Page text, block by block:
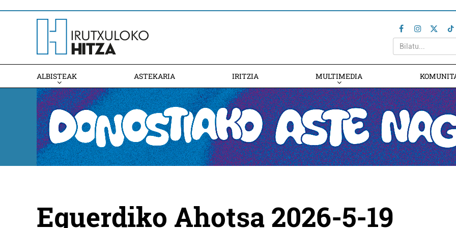
ALBISTEAK ASTEKARIA IRITZIA MULTIMEDIA
Eguerdiko Ahotsa 2026-5-19